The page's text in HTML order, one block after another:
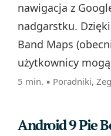
nawigacja z
nadgarstku.
Band Maps
użytkownicy
5 min. ▪ Poradniki,
Android 9 Pie